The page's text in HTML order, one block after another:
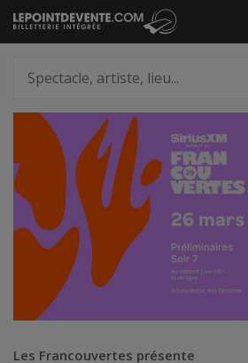
Passer
au
artiste,
lieu...
Les Francouvertes présente